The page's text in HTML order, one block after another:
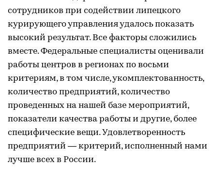
сотрудников при содействии липецкого
курирующего управления удалось показать
высокий результат. Все факторы сложились
вместе. Федеральные специалисты оценивали
работы центров в регионах по восьми
критериям, в том числе, укомплектованность,
количество предприятий, количество
проведенных на нашей базе мероприятий,
показатели качества работы и другие, более
специфические вещи. Удовлетворенность
предприятий — критерий, исполненный нами
лучше всех в России.